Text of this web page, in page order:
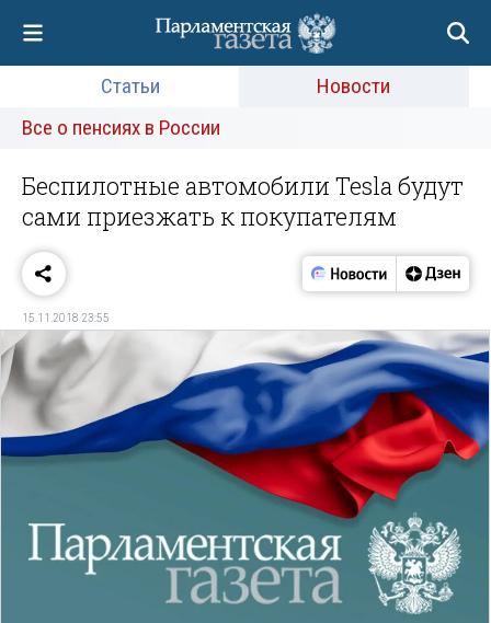
Статьи
Новости
Все о пенсиях в России
Беспилотные автомобили Tesla будут
сами приезжать к покупателям
15.11.2018 23:55